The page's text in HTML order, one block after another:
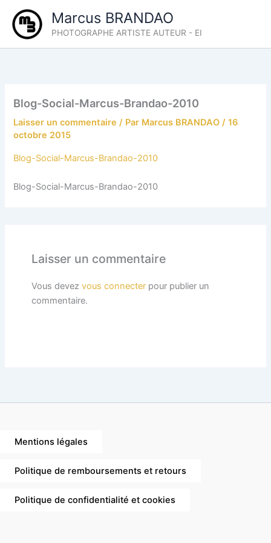
contenu
Marcus BRANDAO
PHOTOGRAPHE ARTISTE AUTEUR - EI
Blog-Social-Marcus-Brandao-2010
Laisser un commentaire / Par Marcus BRANDAO/16
octobre 2015
Blog-Social-Marcus-Brandao-2010
Blog-Social-Marcus-Brandao-2010
Laisser un commentaire
Vous devez vous connecterpour publier un
commentaire.
Mentions légales
Politique de remboursements et retours
Politique de confidentialité et cookies